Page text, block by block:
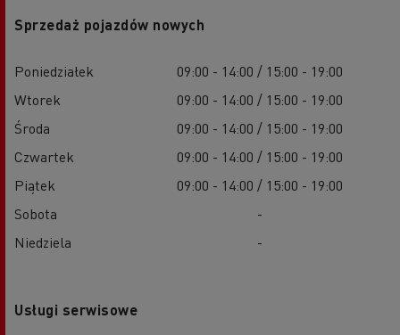
Sprzedaż pojazdów nowych
Poniedziałek
09:00 - 14:00 / 15:00 - 19:00
Wtorek
09:00 - 14:00 / 15:00 - 19:00
Środa
09:00 - 14:00 / 15:00 - 19:00
Czwartek
09:00 - 14:00 / 15:00 - 19:00
Piątek
09:00 - 14:00 / 15:00 - 19:00
Sobota
-
Niedziela
-
Usługi serwisowe